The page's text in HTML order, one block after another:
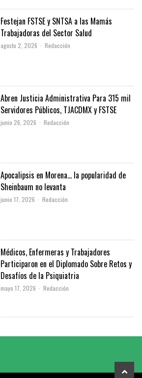
Festejan FSTSE y SNTSA a las Mamás
Trabajadoras del Sector Salud
agosto 2, 2026 Author
Redacción
Abren Justicia Administrativa Para 315 mil
Servidores Públicos, TJACDMX y FSTSE
junio 26, 2026 Author
Redacción
Apocalipsis en Morena… la popularidad de
Sheinbaum no levanta
junio 17, 2026 Author
Redacción
Médicos, Enfermeras y Trabajadores
Participaron en el Diplomado Sobre Retos y
Desafíos de la Psiquiatria
mayo 17, 2026 Author
Redacción